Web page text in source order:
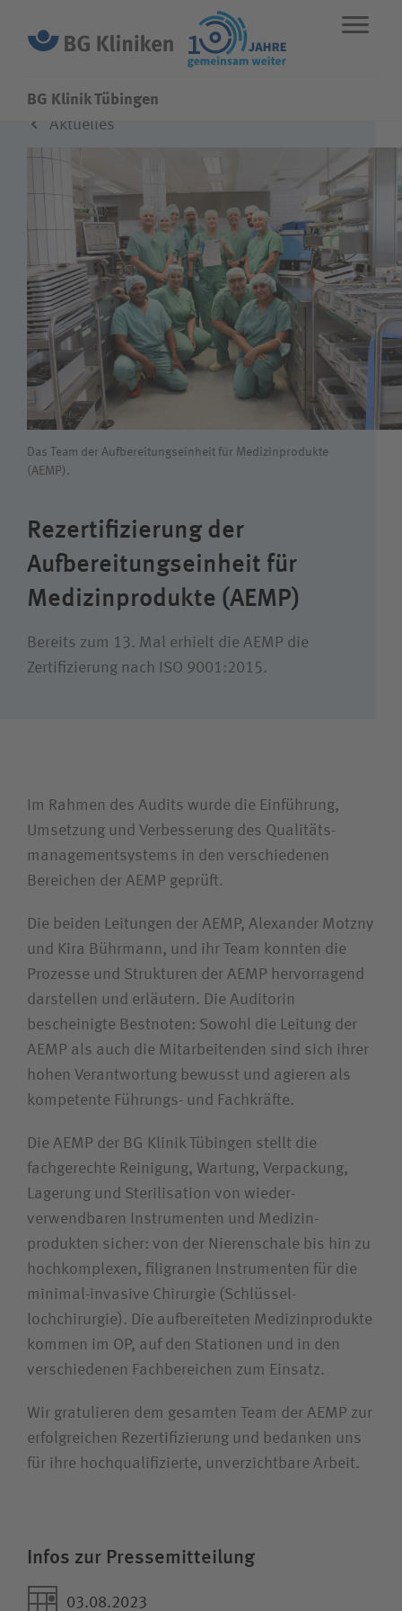
STANDORTE ENGLISHNOTFALL
Fachbereiche
Leistungen
Über uns
Karriere
Wie können wir Ihnen helfen?
Ich bin
Unfallversicherungsträger
Zuweiserin / Zuweiser
Bewerberin / Bewerber
Journalistin / Journalist
BG Klinik Tübingen
Aktuelles
Das Team der Aufbereitungseinheit für Medizinprodukte
(AEMP).
Rezertifizierung der
Aufbereitungseinheit für
Medizinprodukte (AEMP)
Bereits zum 13. Mal erhielt die AEMP die
Zertifizierung nach ISO 9001:2015.
­
Im Rahmen des Audits wurde die Einführung,
Umsetzung und Verbesserung des Qualitäts­
management­systems in den verschiedenen
Bereichen der AEMP geprüft.
Die beiden Leitungen der AEMP, Alexander Motzny
und Kira Bührmann, und ihr Team konnten die
Prozesse und Strukturen der AEMP hervorragend
darstellen und erläutern. Die Auditorin
bescheinigte Bestnoten: Sowohl die Leitung der
AEMP als auch die Mitarbeitenden sind sich ihrer
hohen Verantwortung bewusst und agieren als
kompetente Führungs- und Fachkräfte.
Die AEMP der BG Klinik Tübingen stellt die
fachgerechte Reinigung, Wartung, Verpackung,
Lagerung und Sterilisation von wieder­
verwendbaren Instrumenten und Medizin­
produkten sicher: von der Nieren­schale bis hin zu
hoch­komplexen, filigranen Instrumenten für die
minimal-invasive Chirurgie (Schlüssel­
lochchirurgie). Die aufbereiteten Medizin­produkte
kommen im OP, auf den Stationen und in den
verschiedenen Fach­bereichen zum Einsatz.
Wir gratulieren dem gesamten Team der AEMP zur
erfolgreichen Rezertifizierung und bedanken uns
für ihre hochqualifizierte, unverzichtbare Arbeit.
Infos zur Pressemitteilung
03.08.2023